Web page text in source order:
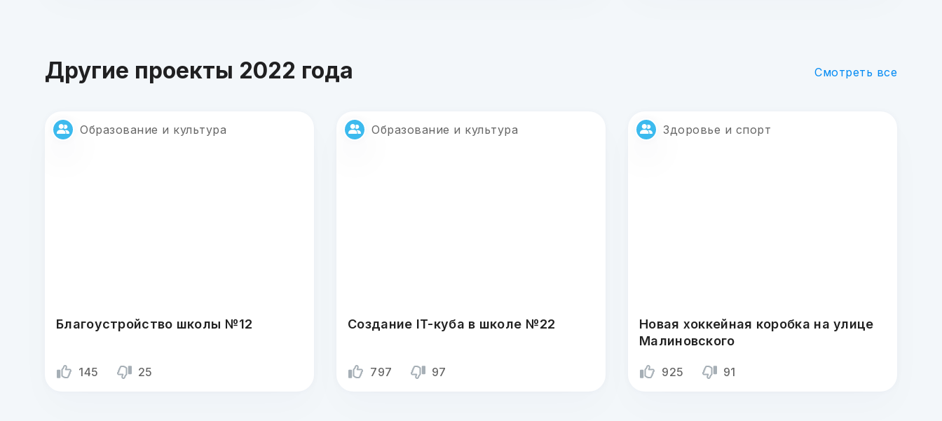
Другие проекты 2022 года Смотреть все
Образование и культура
Благоустройство школы №12
145 25
Образование и культура
Создание IT-куба в школе №22
797 97
Здоровье и спорт
Новая хоккейная коробка на улице
Малиновского
925 91